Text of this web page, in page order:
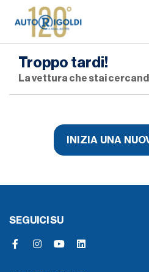
Troppo tardi!
La vettura che stai
INIZIA UNA
SEGUICI SU